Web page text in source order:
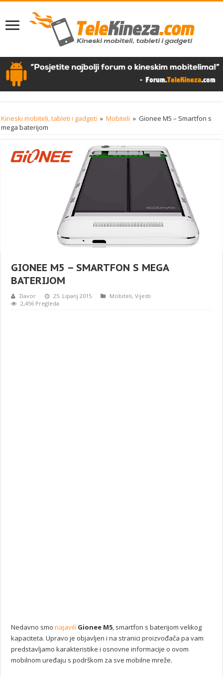
Kineski mobiteli, tableti i gadgeti » Mobiteli » Gionee M5 – Smartfon s
mega baterijom
GIONEE M5 – SMARTFON S MEGA
BATERIJOM
Davor 25. Lipanj 2015 Mobiteli,Vijesti
2,456 Pregleda
Nedavno smonajavili Gionee M5, smartfon s baterijom velikog
kapaciteta. Upravo je objavljen i na stranici proizvođača pa vam
predstavljamo karakteristike i osnovne informacije o ovom
mobilnom uređaju s podrškom za sve mobilne mreže.